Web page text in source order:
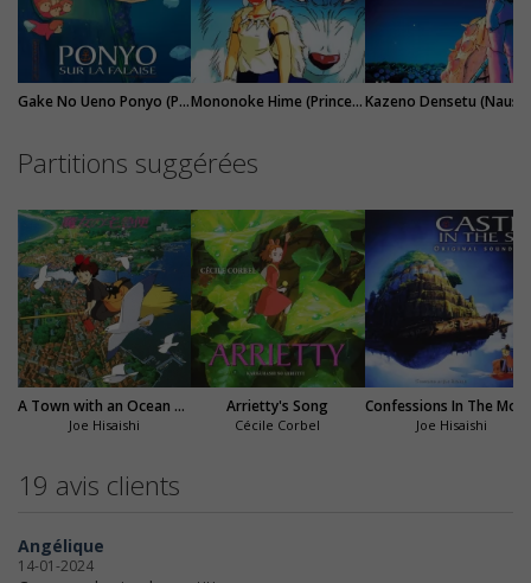
Gake No Ueno Ponyo (Ponyo sur la falaise) Mononoke Hime (Princesse Mononoké)
Partitions suggérées
A Town with an Ocean View (Kiki la petite sorcière)
Joe Hisaishi
Arrietty's Song
Cécile Corbel Joe Hisaishi
19 avis clients
Angélique
14-01-2024